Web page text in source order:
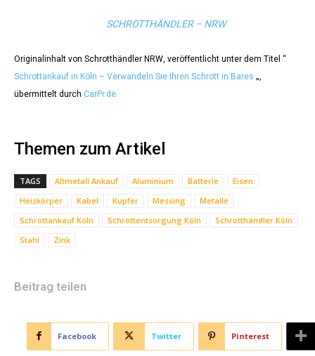
SCHROTTHÄNDLER – NRW
Originalinhalt von Schrotthändler NRW, veröffentlicht unter dem Titel “
Schrottankauf in Köln – Verwandeln Sie Ihren Schrott in Bares „,
übermittelt durch CarPr.de
Themen zum Artikel
TAGS Altmetall Ankauf Aluminium Batterie
Eisen
Heizkörper
Kabel Kupfer Messing
Metalle
Schrottankauf Köln
Schrottentsorgung Köln
Schrotthändler Köln
Stahl
Zink
Beitrag teilen
Facebook Twitter Pinterest